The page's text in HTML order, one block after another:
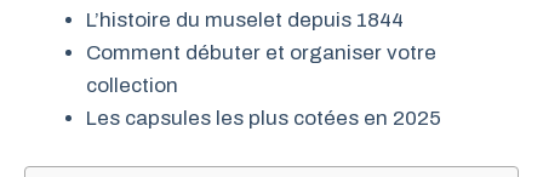
L’histoire du muselet depuis 1844
Comment débuter et organiser votre
collection
Les capsules les plus cotées en 2025